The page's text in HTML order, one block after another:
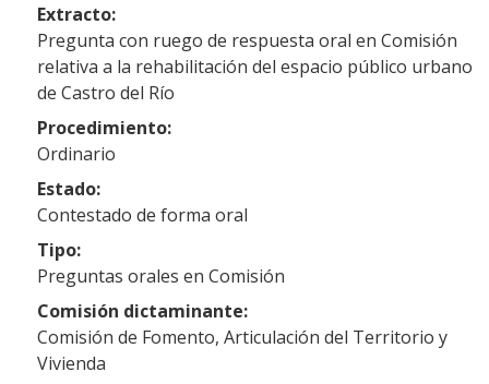
Extracto:
Pregunta con ruego de respuesta oral en Comisión
relativa a la rehabilitación del espacio público urbano
de Castro del Río
Procedimiento:
Ordinario
Estado:
Contestado de forma oral
Tipo:
Preguntas orales en Comisión
Comisión dictaminante:
Comisión de Fomento, Articulación del Territorio y
Vivienda